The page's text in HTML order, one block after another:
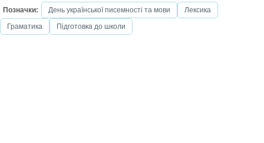
Позначки: День української писемності та мови
Лексика
Граматика
Підготовка до школи